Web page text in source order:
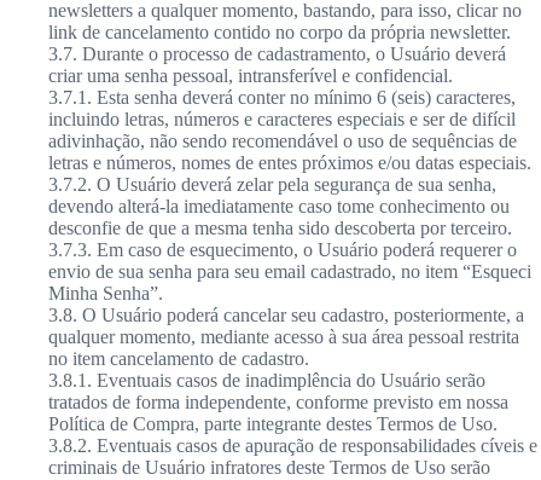
newsletters a qualquer momento, bastando, para isso, clicar no
link de cancelamento contido no corpo da própria newsletter.
3.7. Durante o processo de cadastramento, o Usuário deverá
criar uma senha pessoal, intransferível e confidencial.
3.7.1. Esta senha deverá conter no mínimo 6 (seis) caracteres,
incluindo letras, números e caracteres especiais e ser de difícil
adivinhação, não sendo recomendável o uso de sequências de
letras e números, nomes de entes próximos e/ou datas especiais.
3.7.2. O Usuário deverá zelar pela segurança de sua senha,
devendo alterá-la imediatamente caso tome conhecimento ou
desconfie de que a mesma tenha sido descoberta por terceiro.
3.7.3. Em caso de esquecimento, o Usuário poderá requerer o
envio de sua senha para seu email cadastrado, no item “Esqueci
Minha Senha”.
3.8. O Usuário poderá cancelar seu cadastro, posteriormente, a
qualquer momento, mediante acesso à sua área pessoal restrita
no item cancelamento de cadastro.
3.8.1. Eventuais casos de inadimplência do Usuário serão
tratados de forma independente, conforme previsto em nossa
Política de Compra, parte integrante destes Termos de Uso.
3.8.2. Eventuais casos de apuração de responsabilidades cíveis e
criminais de Usuário infratores deste Termos de Uso serão